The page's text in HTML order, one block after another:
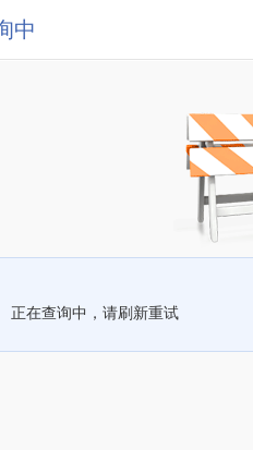
中
正在查询中，请刷新重试